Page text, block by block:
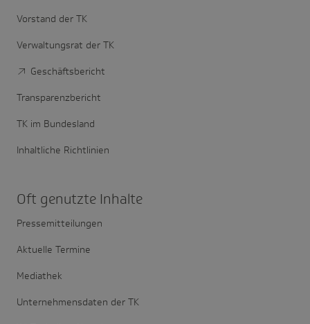
Vorstand der TK
Verwaltungsrat der TK
Geschäftsbericht
Transparenzbericht
TK im Bundesland
Inhaltliche Richtlinien
Oft genutzte Inhalte
Pressemitteilungen
Aktuelle Termine
Mediathek
Unternehmensdaten der TK